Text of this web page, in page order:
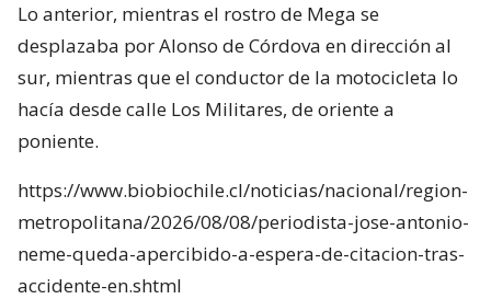
Lo anterior, mientras el rostro de Mega se
desplazaba por Alonso de Córdova en dirección al
sur, mientras que el conductor de la motocicleta lo
hacía desde calle Los Militares, de oriente a
poniente.
https://www.biobiochile.cl/noticias/nacional/region-
metropolitana/2026/08/08/periodista-jose-antonio-
neme-queda-apercibido-a-espera-de-citacion-tras-
accidente-en.shtml